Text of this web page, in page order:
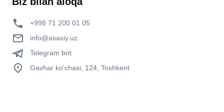
+998 71 200 01 05
info@asaxiy.uz
Telegram bot
Gavhar ko'chasi, 124, Toshkent